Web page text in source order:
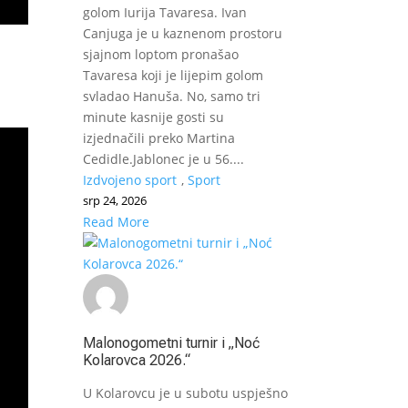
golom Iurija Tavaresa. Ivan
Canjuga je u kaznenom prostoru
sjajnom loptom pronašao
Tavaresa koji je lijepim golom
svladao Hanuša. No, samo tri
minute kasnije gosti su
izjednačili preko Martina
Cedidle.Jablonec je u 56....
Izdvojeno sport , Sport
srp 24, 2026
Read More
Malonogometni turnir i „Noć
Kolarovca 2026.“
U Kolarovcu je u subotu uspješno